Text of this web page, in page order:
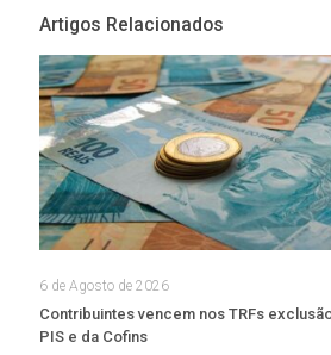
Artigos Relacionados
6 de Agosto de 2026
Contribuintes vencem nos TRFs
PIS e da Cofins